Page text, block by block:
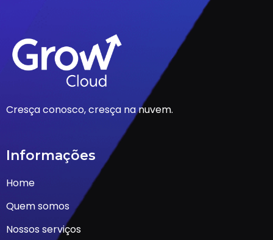
Cresça conosco, cresça na nuvem.
Informações
Home
Quem somos
Nossos serviços